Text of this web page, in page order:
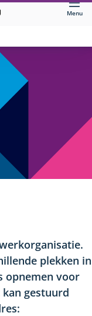
Menu
plekken in
opnemen voor
gestuurd